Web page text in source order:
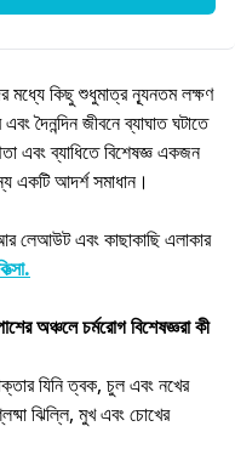
মধ্যে কিছু শুধুমাত্র ন্যূনতম লক্ষণ
দৈনন্দিন জীবনে ব্যাঘাত ঘটাতে
এবং ব্যাধিতে বিশেষজ্ঞ একজন
একটি আদর্শ সমাধান।
লেআউট এবং কাছাকাছি এলাকার
অঞ্চলে চর্মরোগ বিশেষজ্ঞরা কী
যিনি ত্বক, চুল এবং নখের
ঝিল্লি, মুখ এবং চোখের